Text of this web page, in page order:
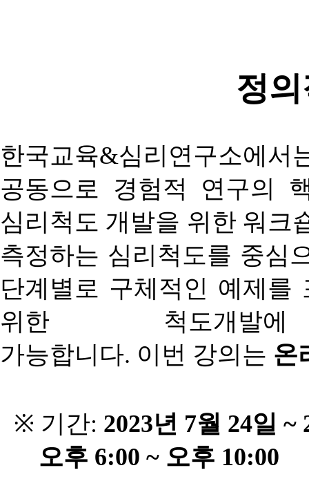
정
한국교육&심리연구소에
공동으로 경험적 연구의
심리척도 개발을 위한 워크
측정하는 심리척도를 중심
단계별로 구체적인 예제를
위한 척도개
가능합니다. 이번 강의는 온
※ 기간: 2023년 7월 24일 ~
오후 6:00 ~ 오후 10:00